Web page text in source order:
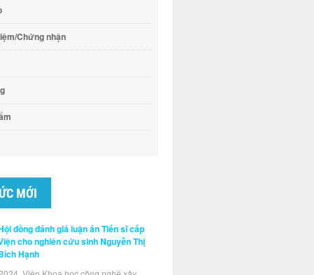
Chứng nhận
MỚI
đồng đánh giá luận án Tiến sĩ cấp
cho nghiên cứu sinh Nguyễn Thị
Hạnh